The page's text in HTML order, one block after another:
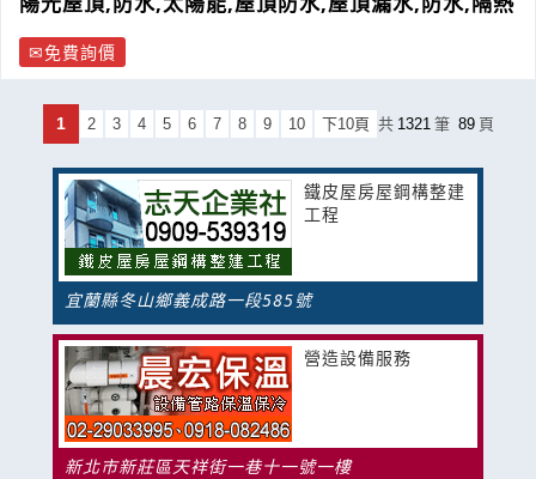
免費詢價
1 2 3 4 5 6 7 8 9 10 下10頁 共 1321 筆 89 頁
鐵皮屋房屋鋼構整建
工程
宜蘭縣冬山鄉義成路一段585號
營造設備服務
新北市新莊區天祥街一巷十一號一樓